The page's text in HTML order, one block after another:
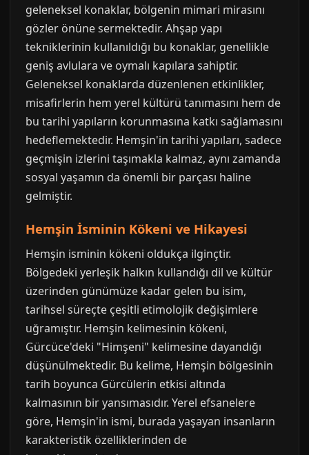
geleneksel konaklar, bölgenin mimari mirasını
gözler önüne sermektedir. Ahşap yapı
tekniklerinin kullanıldığı bu konaklar, genellikle
geniş avlulara ve oymalı kapılara sahiptir.
Geleneksel konaklarda düzenlenen etkinlikler,
misafirlerin hem yerel kültürü tanımasını hem de
bu tarihi yapıların korunmasına katkı sağlamasını
hedeflemektedir. Hemşin'in tarihi yapıları, sadece
geçmişin izlerini taşımakla kalmaz, aynı zamanda
sosyal yaşamın da önemli bir parçası haline
gelmiştir.
Hemşin İsminin Kökeni ve Hikayesi
Hemşin isminin kökeni oldukça ilginçtir.
Bölgedeki yerleşik halkın kullandığı dil ve kültür
üzerinden günümüze kadar gelen bu isim,
tarihsel süreçte çeşitli etimolojik değişimlere
uğramıştır. Hemşin kelimesinin kökeni,
Gürcüce'deki "Himşeni" kelimesine dayandığı
düşünülmektedir. Bu kelime, Hemşin bölgesinin
tarih boyunca Gürcülerin etkisi altında
kalmasının bir yansımasıdır. Yerel efsanelere
göre, Hemşin'in ismi, burada yaşayan insanların
karakteristik özelliklerinden de